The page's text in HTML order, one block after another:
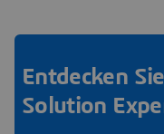
Entdecken
Solution